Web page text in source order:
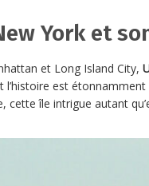
York et
et Long Island City,
est
cette île intrigue autant